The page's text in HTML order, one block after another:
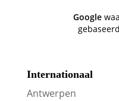
Google
Internationaal
Antwerpen